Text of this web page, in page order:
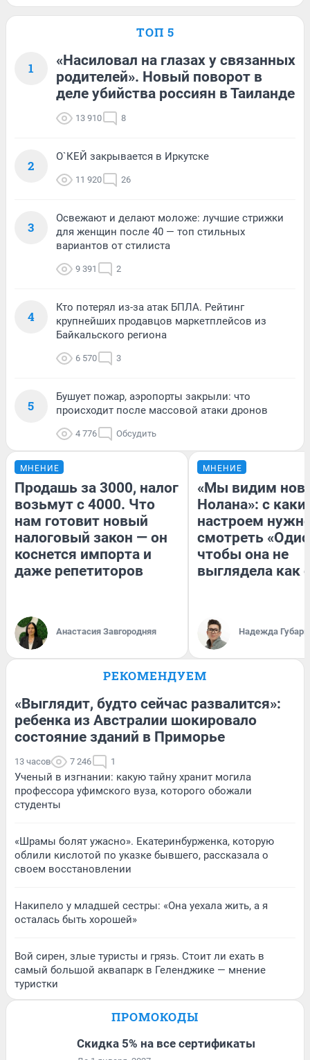
ТОП 5
1
«Насиловал на глазах у связанных
родителей». Новый поворот в
деле убийства россиян в Таиланде
13 910 8
2
О`КЕЙ закрывается в Иркутске
11 920 26
3
Освежают и делают моложе: лучшие стрижки
для женщин после 40 — топ стильных
вариантов от стилиста
9 391 2
4
Кто потерял из-за атак БПЛА. Рейтинг
крупнейших продавцов маркетплейсов из
Байкальского региона
6 570 3
5
Бушует пожар, аэропорты закрыли: что
происходит после массовой атаки дронов
4 776 Обсудить
МНЕНИЕ
Продашь за 3000, налог
возьмут с 4000. Что
нам готовит новый
налоговый закон — он
коснется импорта и
даже репетиторов
Анастасия Завгородняя
МНЕНИЕ
«Мы видим
Нолана»: с
настроем
смотреть
чтобы она не
выглядела как
Надежда Губарь
РЕКОМЕНДУЕМ
«Выглядит, будто сейчас развалится»:
ребенка из Австралии шокировало
состояние зданий в Приморье
13 часов 7 246 1
Ученый в изгнании: какую тайну хранит могила
профессора уфимского вуза, которого обожали
студенты
«Шрамы болят ужасно». Екатеринбурженка, которую
облили кислотой по указке бывшего, рассказала о
своем восстановлении
Накипело у младшей сестры: «Она уехала жить, а я
осталась быть хорошей»
Вой сирен, злые туристы и грязь. Стоит ли ехать в
самый большой аквапарк в Геленджике — мнение
туристки
ПРОМОКОДЫ
Скидка 5% на все сертификаты